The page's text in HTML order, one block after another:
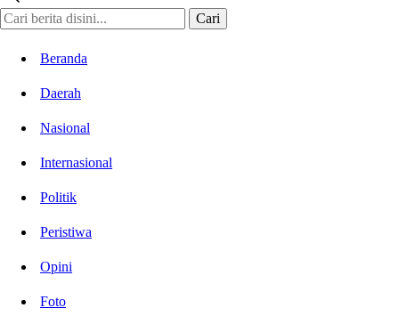
Cari
Beranda
Daerah
Nasional
Internasional
Politik
Peristiwa
Opini
Foto